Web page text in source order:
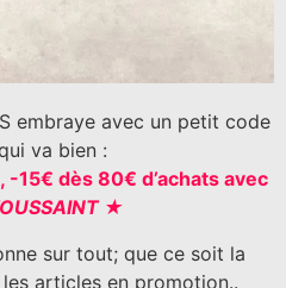
embraye avec un petit code
va bien :
15€ dès 80€ d’achats avec
★
sur tout; que ce soit la
articles en promotion..